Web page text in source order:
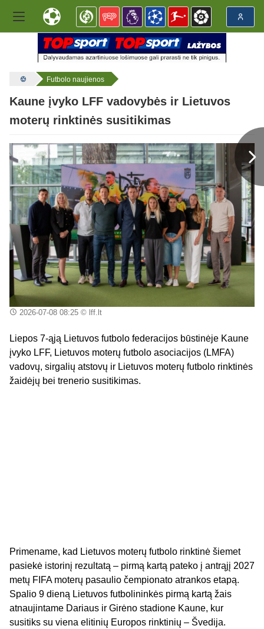
Futbolo naujienos
Kaune įvyko LFF vadovybės ir Lietuvos
moterų rinktinės susitikimas
2026-07-08 08:25© lff.lt
Liepos 7-ąją Lietuvos futbolo federacijos būstinėje Kaune
įvyko LFF, Lietuvos moterų futbolo asociacijos (LMFA)
vadovų, sirgalių atstovų ir Lietuvos moterų futbolo rinktinės
žaidėjų bei trenerio susitikimas.
Primename, kad Lietuvos moterų futbolo rinktinė šiemet
pasiekė istorinį rezultatą – pirmą kartą pateko į antrąjį 2027
metų FIFA moterų pasaulio čempionato atrankos etapą.
Spalio 9 dieną Lietuvos futbolininkės pirmą kartą žais
atnaujintame Dariaus ir Girėno stadione Kaune, kur
susitiks su viena elitinių Europos rinktinių – Švedija.